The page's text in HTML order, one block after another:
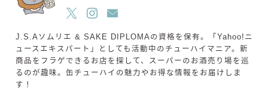
J.S.Aソムリエ & SAKE DIPLOMAの資格を保有。「Yahoo!ニ
ュースエキスパート」としても活動中のチューハイマニア。新
商品をフラゲできるお店を探して、スーパーのお酒売り場を巡
るのが趣味。缶チューハイの魅力やお得な情報をお届けしま
す！